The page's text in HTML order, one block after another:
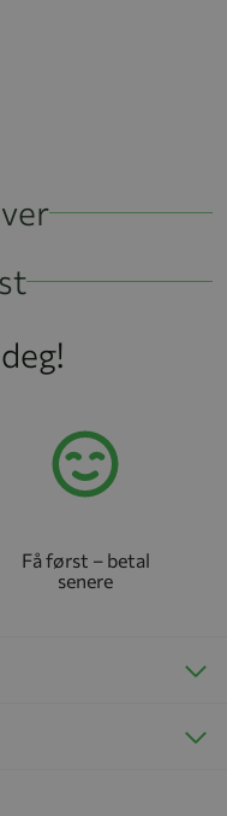
Få først – betal
senere